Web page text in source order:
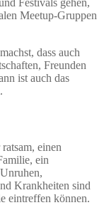
Meetup-Gruppen
dass auch
Freunden
ist auch das
einen
ein
Krankheiten sind
eintreffen können.